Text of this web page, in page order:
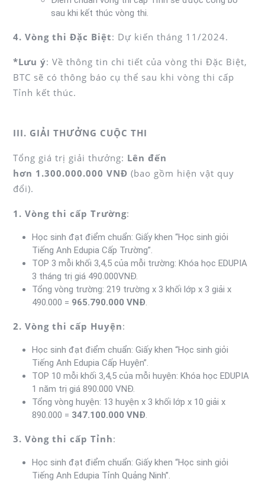
sau khi kết thúc vòng thi.
4. Vòng thi Đặc Biệt: Dự kiến tháng 11/2024.
*Lưu ý: Về thông tin chi tiết của vòng thi Đặc Biệt,
BTC sẽ có thông báo cụ thể sau khi vòng thi cấp
Tỉnh kết thúc.
III. GIẢI THƯỞNG CUỘC THI
Tổng giá trị giải thưởng: Lên đến
hơn 1.300.000.000 VNĐ (bao gồm hiện vật quy
đổi).
1. Vòng thi cấp Trường:
Học sinh đạt điểm chuẩn: Giấy khen “Học sinh giỏi
Tiếng Anh Edupia Cấp Trường”.
TOP 3 mỗi khối 3,4,5 của mỗi trường: Khóa học EDUPIA
3 tháng trị giá 490.000VNĐ.
Tổng vòng trường: 219 trường x 3 khối lớp x 3 giải x
490.000 = 965.790.000 VNĐ
2. Vòng thi cấp Huyện:
Học sinh đạt điểm chuẩn: Giấy khen “Học sinh giỏi
Tiếng Anh Edupia Cấp Huyện”.
TOP 10 mỗi khối 3,4,5 của mỗi huyện: Khóa học EDUPIA
1 năm trị giá 890.000 VNĐ.
Tổng vòng huyện: 13 huyện x 3 khối lớp x 10 giải x
890.000 = 347.100.000 VNĐ
3. Vòng thi cấp Tỉnh:
Học sinh đạt điểm chuẩn: Giấy khen “Học sinh giỏi
Tiếng Anh Edupia Tỉnh Quảng Ninh”.